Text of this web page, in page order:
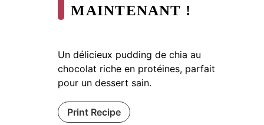
MAINTENANT !
Un délicieux pudding de chia au
chocolat riche en protéines, parfait
pour un dessert sain.
Print Recipe